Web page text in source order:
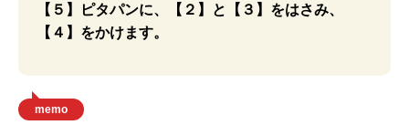
【５】ピタパンに、【２】と【３】をはさみ、
【４】をかけます。
memo